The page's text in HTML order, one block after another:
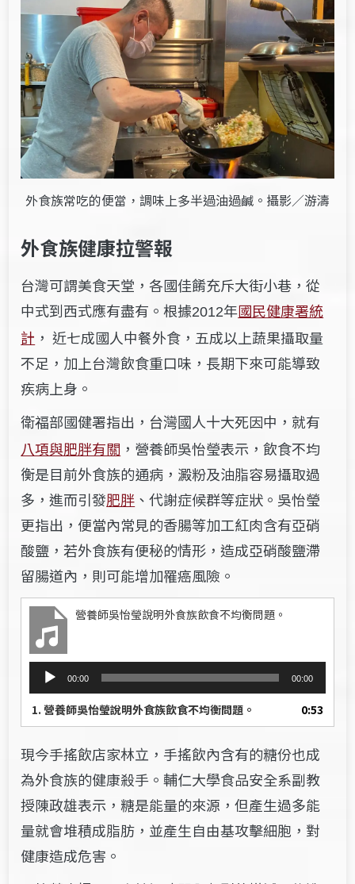
外食族常吃的便當，調味上多半過油過鹹。攝影／游濤
外食族健康拉警報
台灣可謂美食天堂，各國佳餚充斥大街小巷，從
中式到西式應有盡有。根據2012年國民健康署統
計 ， 近七成國人中餐外食，五成以上蔬果攝取量
不足，加上台灣飲食重口味，長期下來可能導致
疾病上身。
衛福部國健署指出， 台灣國人十大死因中，就有
八項與肥胖有關 ， 營養師吳怡瑩表示，飲食不均
衡是目前外食族的通病，澱粉及油脂容易攝取過
多，進而引發肥胖 、代謝症候群等症狀。吳怡瑩
更指出，便當內常見的香腸等加工紅肉含有亞硝
酸鹽，若外食族有便秘的情形，造成亞硝酸鹽滯
留腸道內，則可能增加罹癌風險。
營養師吳怡瑩說明外食族飲食不均衡問題。
放
00:00 00:00
1.營養師吳怡瑩說明外食族飲食不均衡問題。 0:53
現今手搖飲店家林立，手搖飲內含有的糖份也成
為外食族的健康殺手。輔仁大學食品安全系副教
授陳政雄表示，糖是能量的來源，但產生過多能
量就會堆積成脂肪，並產生自由基攻擊細胞，對
健康造成危害。